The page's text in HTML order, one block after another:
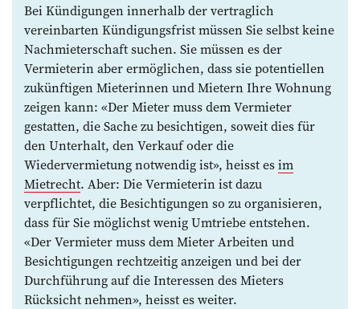
Bei Kündigungen innerhalb der vertraglich
vereinbarten Kündigungsfrist müssen Sie selbst keine
Nachmieterschaft suchen. Sie müssen es der
Vermieterin aber ermöglichen, dass sie potentiellen
zukünftigen Mieterinnen und Mietern Ihre Wohnung
zeigen kann: «Der Mieter muss dem Vermieter
gestatten, die Sache zu besichtigen, soweit dies für
den Unterhalt, den Verkauf oder die
Wiedervermietung notwendig ist», heisst esim
Mietrecht. Aber: Die Vermieterin ist dazu
verpflichtet, die Besichtigungen so zu organisieren,
dass für Sie möglichst wenig Umtriebe entstehen.
«Der Vermieter muss dem Mieter Arbeiten und
Besichtigungen rechtzeitig anzeigen und bei der
Durchführung auf die Interessen des Mieters
Rücksicht nehmen», heisst es weiter.